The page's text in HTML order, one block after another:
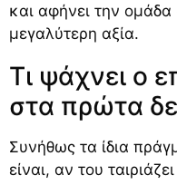
και αφήνει την ομάδα
μεγαλύτερη αξία.
Τι ψάχνει ο
στα πρώτα
Συνήθως τα ίδια
είναι, αν του